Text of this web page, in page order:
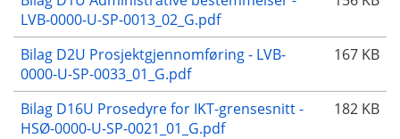
LVB-0000-U-SP-0013_02_G.pdf
Bilag D2U Prosjektgjennomføring - LVB-
0000-U-SP-0033_01_G.pdf
167 KB
Bilag D16U Prosedyre for IKT-grensesnitt -
HSØ-0000-U-SP-0021_01_G.pdf
182 KB